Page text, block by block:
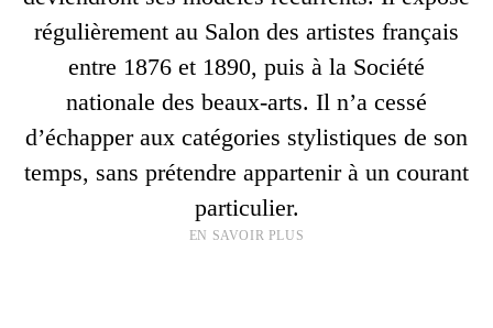
régulièrement au Salon des artistes français
entre 1876 et 1890, puis à la Société
nationale des beaux-arts. Il n’a cessé
d’échapper aux catégories stylistiques de son
temps, sans prétendre appartenir à un courant
particulier.
EN SAVOIR PLUS